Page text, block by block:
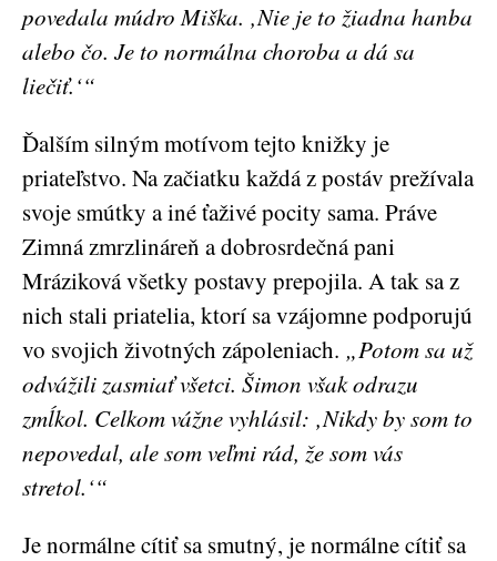
povedala múdro Miška. ‚Nie je to žiadna hanba
alebo čo. Je to normálna choroba a dá sa
liečiť.‘“
Ďalším silným motívom tejto knižky je
priateľstvo. Na začiatku každá z postáv prežívala
svoje smútky a iné ťaživé pocity sama. Práve
Zimná zmrzlináreň a dobrosrdečná pani
Mráziková všetky postavy prepojila. A tak sa z
nich stali priatelia, ktorí sa vzájomne podporujú
vo svojich životných zápoleniach. „Potom sa už
odvážili zasmiať všetci. Šimon však odrazu
zmĺkol. Celkom vážne vyhlásil: ‚Nikdy by som to
nepovedal, ale som veľmi rád, že som vás
stretol.‘“
Je normálne cítiť sa smutný, je normálne cítiť sa